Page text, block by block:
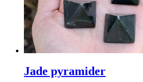
Jade pyramider